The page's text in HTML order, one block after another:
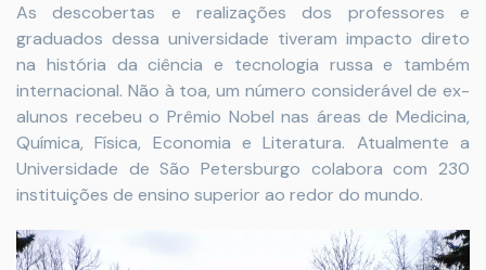
As descobertas e realizações dos professores e
graduados dessa universidade tiveram impacto direto
na história da ciência e tecnologia russa e também
internacional. Não à toa, um número considerável de ex-
alunos recebeu o Prêmio Nobel nas áreas de Medicina,
Química, Física, Economia e Literatura. Atualmente a
Universidade de São Petersburgo colabora com 230
instituições de ensino superior ao redor do mundo.